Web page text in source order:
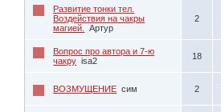
Развитие тонки тел.
Воздействия на чакры
магией.
Артур
2
Вопрос про автора и 7-ю
чакру isa2 18
ВОЗМУЩЕНИЕ сим 2